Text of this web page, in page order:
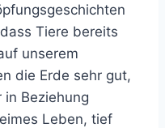
Tiere bereits
unserem
die Erde sehr gut,
Beziehung
Leben, tief